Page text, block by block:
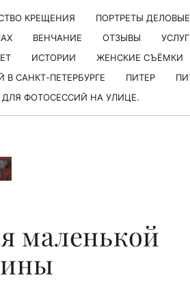
КРЕЩЕНИЯ
ПОРТРЕТЫ
ВЕНЧАНИЕ ОТЗЫВЫ
ИСТОРИИ ЖЕНСКИЕ СЪЁМКИ
САНКТ-ПЕТЕРБУРГЕ
ПИТЕР
ФОТОСЕССИЙ НА УЛИЦЕ.
маленькой